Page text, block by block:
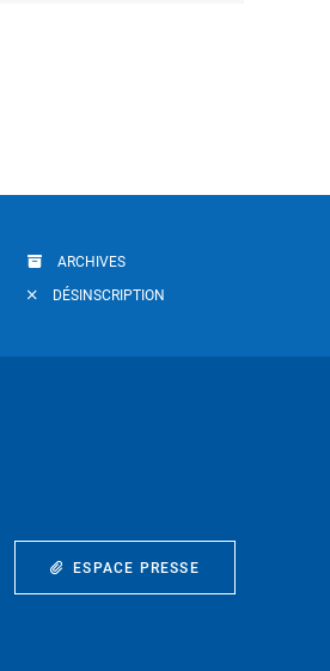
ARCHIVES
DÉSINSCRIPTION
ESPACE PRESSE